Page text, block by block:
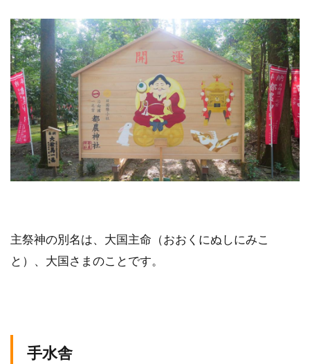
主祭神の別名は、大国主命（おおくにぬしにみこ
と）、大国さまのことです。
手水舎